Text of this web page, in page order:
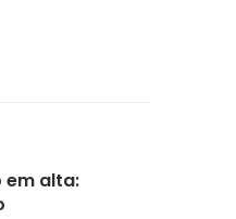
em alta: